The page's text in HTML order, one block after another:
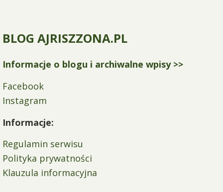
BLOG AJRISZZONA.PL
Informacje o blogu i archiwalne wpisy >>
Facebook
Instagram
Informacje:
Regulamin serwisu
Polityka prywatności
Klauzula informacyjna